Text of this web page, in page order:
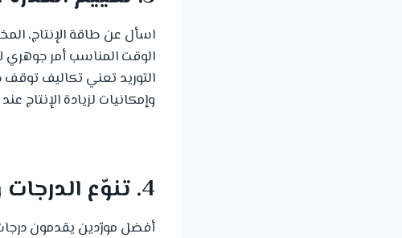
اسأل عن طاقة الإنتاج،
الوقت المناسب أمر جوهري
التوريد تعني تكاليف
وإمكانيات لزيادة الإنتاج
4. تنوّع الدرجات والمرونة التقنية